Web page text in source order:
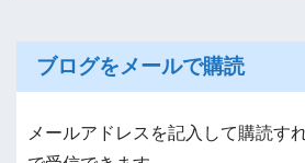
ブログをメールで購読
メールアドレスを記入して購読す